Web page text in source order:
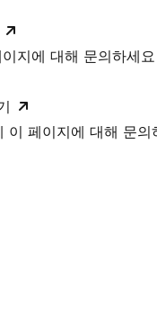
지에 대해 문의하세요
페이지에 대해 문의